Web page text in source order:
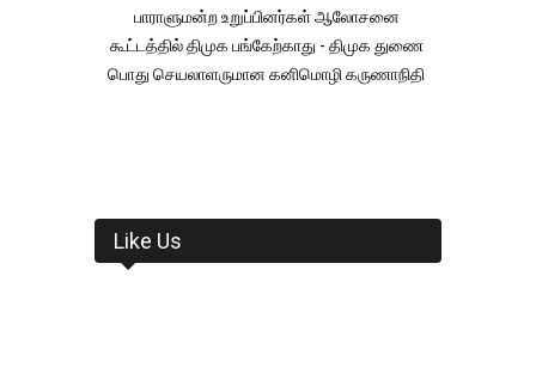
பாராளுமன்ற உறுப்பினர்கள் ஆலோசனை
கூட்டத்தில் திமுக பங்கேற்காது - திமுக துணை
பொது செயலாளருமான கனிமொழி கருணாநிதி
Like Us